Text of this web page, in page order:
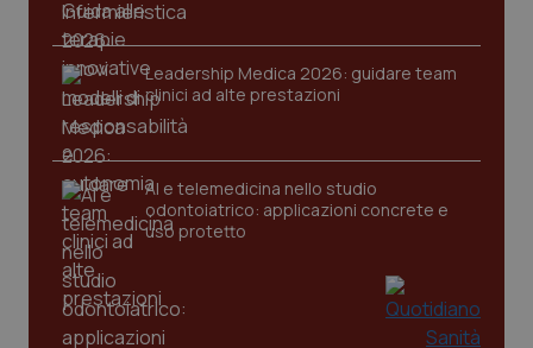
Leadership Medica 2026: guidare team
clinici ad alte prestazioni
AI e telemedicina nello studio
odontoiatrico: applicazioni concrete e
uso protetto
www.quotidianosanita.it